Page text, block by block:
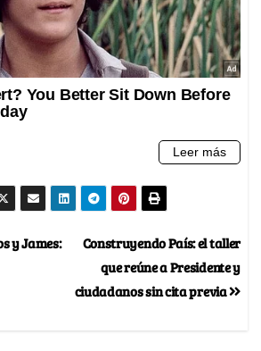
Construyendo País: el taller
que reúne a Presidente y
ciudadanos sin cita previa
y James: